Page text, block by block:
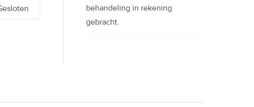
behandeling in rekening
gebracht.